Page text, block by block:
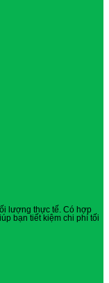
lượng thực tế. Có hợp
bạn tiết kiệm chi phí tối